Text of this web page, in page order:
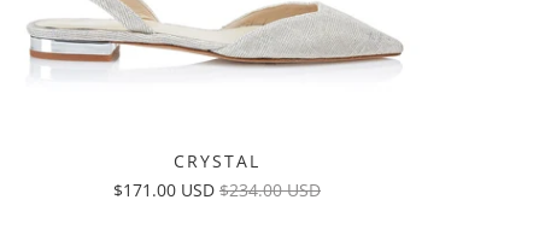
CRYSTAL
$171.00 USD $234.00 USD